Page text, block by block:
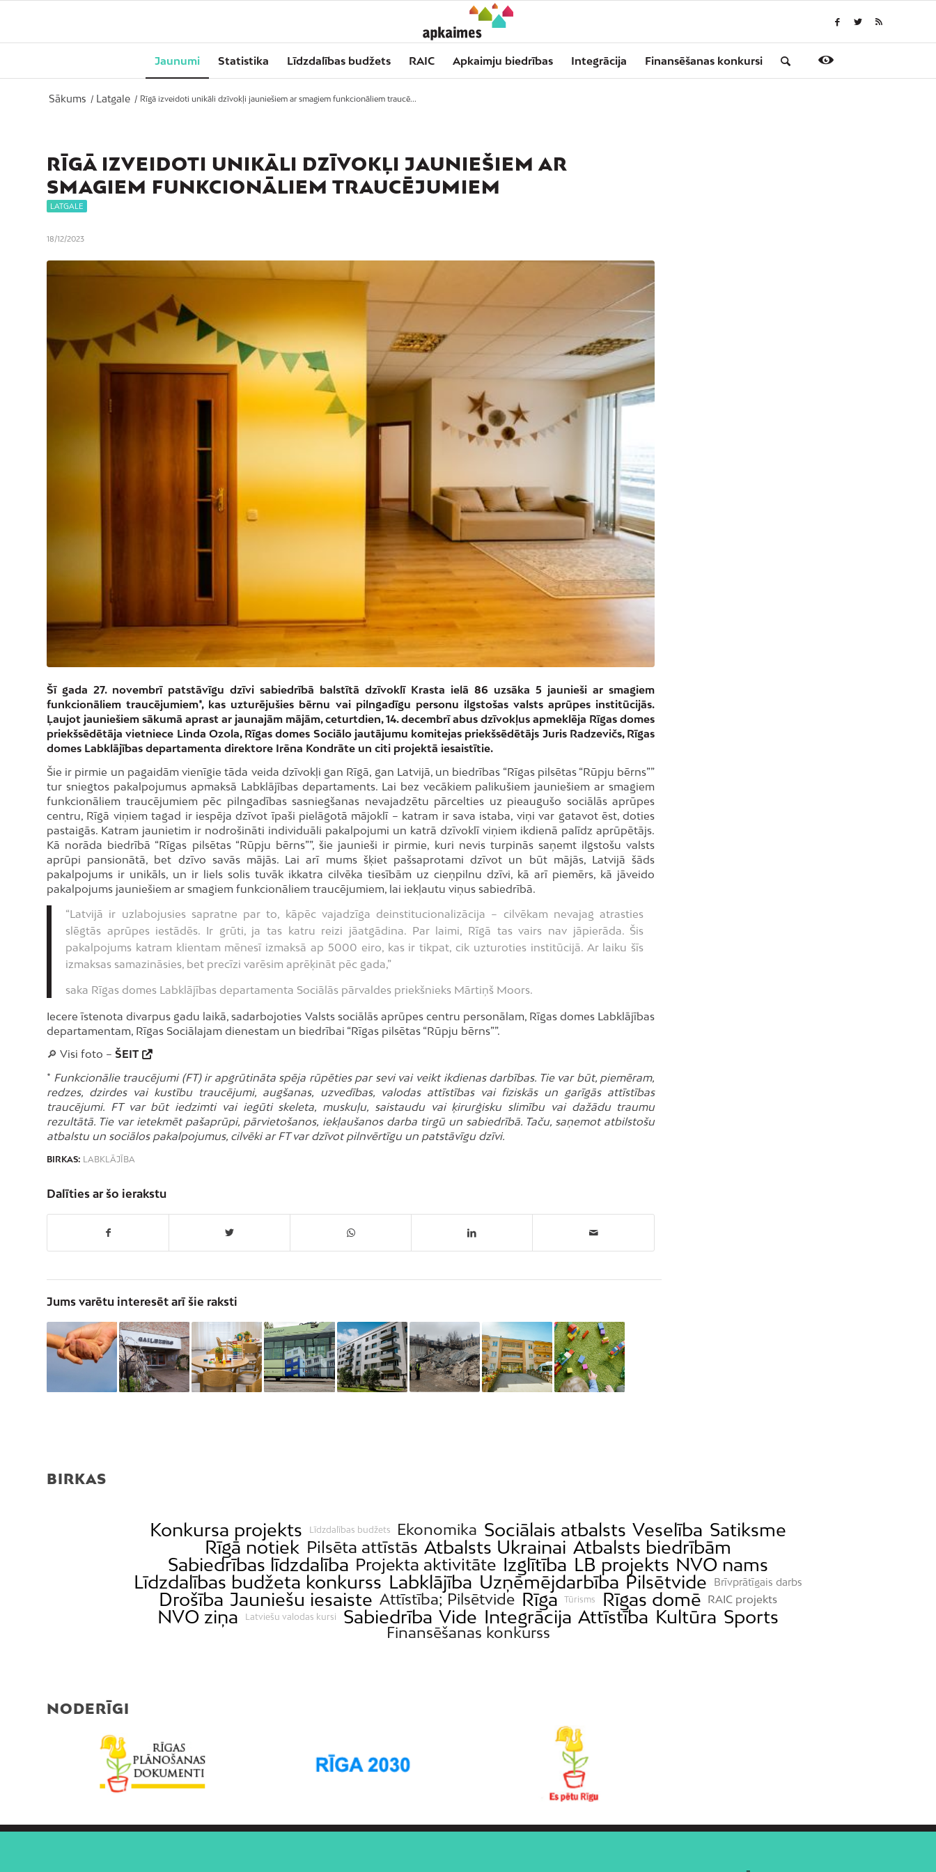
Jaunumi Statistika Līdzdalības budžets RAIC Apkaimju biedrības Integrācija Finansēšanas konkursi
Sākums / Latgale / Rīgā izveidoti unikāli dzīvokļi jauniešiem ar smagiem funkcionāliem traucē...
RĪGĀ IZVEIDOTI UNIKĀLI DZĪVOKĻI JAUNIEŠIEM AR
SMAGIEM FUNKCIONĀLIEM TRAUCĒJUMIEM
LATGALE
18/12/2023
Šī gada 27. novembrī patstāvīgu dzīvi sabiedrībā balstītā dzīvoklī Krasta ielā 86 uzsāka 5 jaunieši ar smagiem
funkcionāliem traucējumiem*, kas uzturējušies bērnu vai pilngadīgu personu ilgstošas valsts aprūpes institūcijās.
Ļaujot jauniešiem sākumā aprast ar jaunajām mājām, ceturtdien, 14. decembrī abus dzīvokļus apmeklēja Rīgas domes
priekšsēdētāja vietniece Linda Ozola, Rīgas domes Sociālo jautājumu komitejas priekšsēdētājs Juris Radzevičs, Rīgas
domes Labklājības departamenta direktore Irēna Kondrāte un citi projektā iesaistītie.
Šie ir pirmie un pagaidām vienīgie tāda veida dzīvokļi gan Rīgā, gan Latvijā, un biedrības “Rīgas pilsētas “Rūpju bērns””
tur sniegtos pakalpojumus apmaksā Labklājības departaments. Lai bez vecākiem palikušiem jauniešiem ar smagiem
funkcionāliem traucējumiem pēc pilngadības sasniegšanas nevajadzētu pārcelties uz pieaugušo sociālās aprūpes
centru, Rīgā viņiem tagad ir iespēja dzīvot īpaši pielāgotā mājoklī – katram ir sava istaba, viņi var gatavot ēst, doties
pastaigās. Katram jaunietim ir nodrošināti individuāli pakalpojumi un katrā dzīvoklī viņiem ikdienā palīdz aprūpētājs.
Kā norāda biedrībā “Rīgas pilsētas “Rūpju bērns””, šie jaunieši ir pirmie, kuri nevis turpinās saņemt ilgstošu valsts
aprūpi pansionātā, bet dzīvo savās mājās. Lai arī mums šķiet pašsaprotami dzīvot un būt mājās, Latvijā šāds
pakalpojums ir unikāls, un ir liels solis tuvāk ikkatra cilvēka tiesībām uz cieņpilnu dzīvi, kā arī piemērs, kā jāveido
pakalpojums jauniešiem ar smagiem funkcionāliem traucējumiem, lai iekļautu viņus sabiedrībā.
“Latvijā ir uzlabojusies sapratne par to, kāpēc vajadzīga deinstitucionalizācija – cilvēkam nevajag atrasties
slēgtās aprūpes iestādēs. Ir grūti, ja tas katru reizi jāatgādina. Par laimi, Rīgā tas vairs nav jāpierāda. Šis
pakalpojums katram klientam mēnesī izmaksā ap 5000 eiro, kas ir tikpat, cik uzturoties institūcijā. Ar laiku šīs
izmaksas samazināsies, bet precīzi varēsim aprēķināt pēc gada,”
saka Rīgas domes Labklājības departamenta Sociālās pārvaldes priekšnieks Mārtiņš Moors.
Iecere īstenota divarpus gadu laikā, sadarbojoties Valsts sociālās aprūpes centru personālam, Rīgas domes Labklājības
departamentam, Rīgas Sociālajam dienestam un biedrībai “Rīgas pilsētas “Rūpju bērns””.
🔎 Visi foto – ŠEIT
* Funkcionālie traucējumi (FT) ir apgrūtināta spēja rūpēties par sevi vai veikt ikdienas darbības. Tie var būt, piemēram,
redzes, dzirdes vai kustību traucējumi, augšanas, uzvedības, valodas attīstības vai fiziskās un garīgās attīstības
traucējumi. FT var būt iedzimti vai iegūti skeleta, muskuļu, saistaudu vai ķirurģisku slimību vai dažādu traumu
rezultātā. Tie var ietekmēt pašaprūpi, pārvietošanos, iekļaušanos darba tirgū un sabiedrībā. Taču, saņemot atbilstošu
atbalstu un sociālos pakalpojumus, cilvēki ar FT var dzīvot pilnvērtīgu un patstāvīgu dzīvi.
BIRKAS: LABKLĀJĪBA
Dalīties ar šo ierakstu
Jums varētu interesēt arī šie raksti
BIRKAS
Konkursa projekts Līdzdalības budžets Ekonomika Sociālais atbalsts Veselība Satiksme
Rīgā notiek Pilsēta attīstās Atbalsts Ukrainai Atbalsts biedrībām
Sabiedrības līdzdalība Projekta aktivitāte Izglītība LB projekts NVO nams
Līdzdalības budžeta konkurss Labklājība Uzņēmējdarbība Pilsētvide Brīvprātīgais darbs
Drošība Jauniešu iesaiste Attīstība; Pilsētvide Rīga Tūrisms Rīgas domē RAIC projekts
NVO ziņa Latviešu valodas kursi Sabiedrība Vide Integrācija Attīstība Kultūra Sports
Finansēšanas konkurss
NODERĪGI